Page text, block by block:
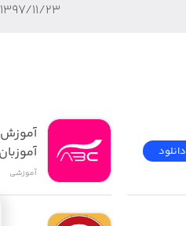
۱۳۹۷/۱۱/۲۳
دانلود
آموزبان
آموزشی